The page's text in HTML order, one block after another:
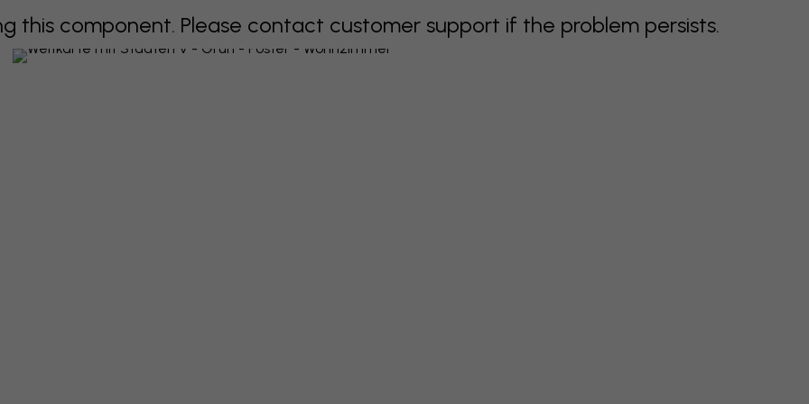
this component. Please contact customer support if the problem persists.